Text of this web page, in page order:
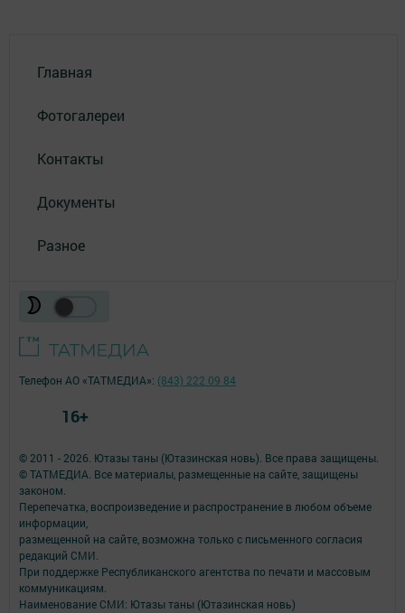
Главная
Фотогалереи
Контакты
Документы
Разное
© 2011 - 2026. Ютазы таны (Ютазинская новь). Все права защищены.
© ТАТМЕДИА. Все материалы, размещенные на сайте, защищены
законом.
Перепечатка, воспроизведение и распространение в любом объеме
информации,
размещенной на сайте, возможна только с письменного согласия
редакций СМИ.
При поддержке Республиканского агентства по печати и массовым
коммуникациям.
Наименование СМИ: Ютазы таны (Ютазинская новь)
Телефон АО «ТАТМЕДИА»: (843) 222 09 84
16+